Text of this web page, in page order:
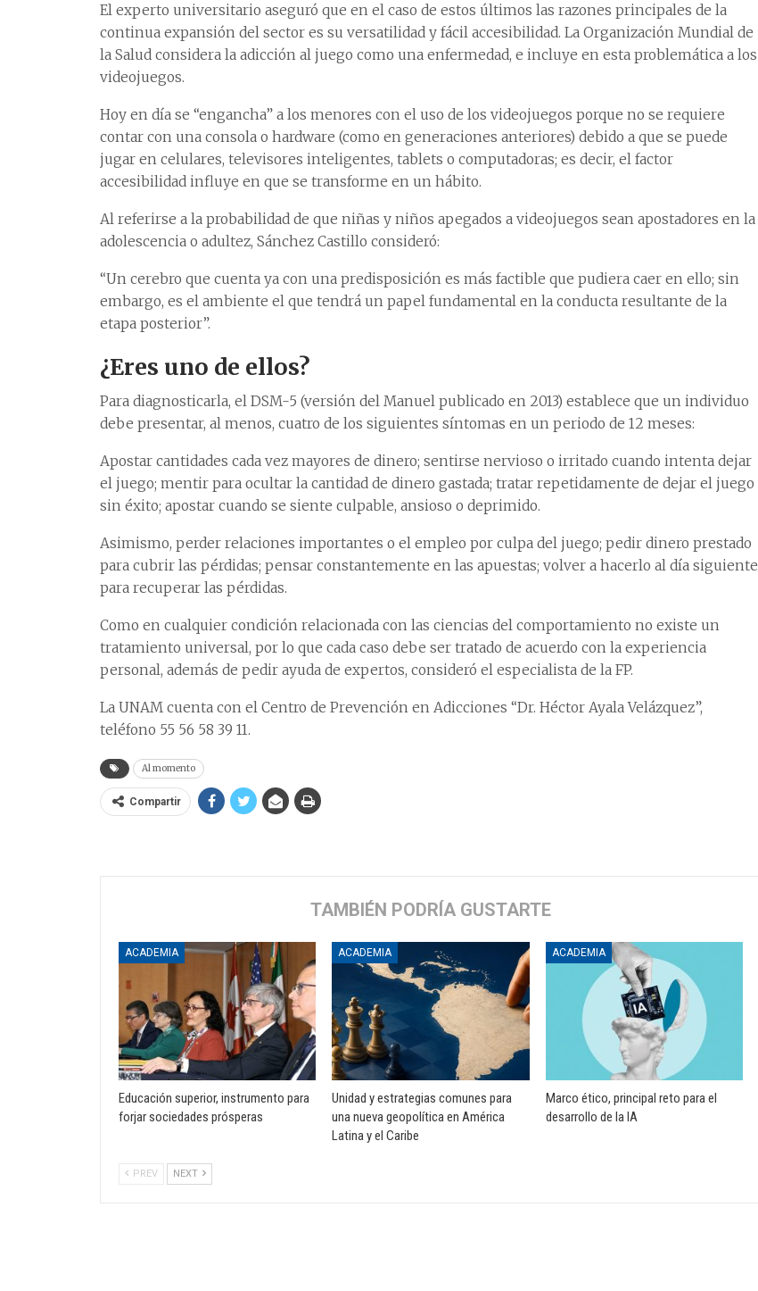
El experto universitario aseguró que en el caso de estos últimos las razones principales de la
continua expansión del sector es su versatilidad y fácil accesibilidad. La Organización Mundial de
la Salud considera la adicción al juego como una enfermedad, e incluye en esta problemática a los
videojuegos.
Hoy en día se “engancha” a los menores con el uso de los videojuegos porque no se requiere
contar con una consola o hardware (como en generaciones anteriores) debido a que se puede
jugar en celulares, televisores inteligentes, tablets o computadoras; es decir, el factor
accesibilidad influye en que se transforme en un hábito.
Al referirse a la probabilidad de que niñas y niños apegados a videojuegos sean apostadores en la
adolescencia o adultez, Sánchez Castillo consideró:
“Un cerebro que cuenta ya con una predisposición es más factible que pudiera caer en ello; sin
embargo, es el ambiente el que tendrá un papel fundamental en la conducta resultante de la
etapa posterior”.
¿Eres uno de ellos?
Para diagnosticarla, el DSM-5 (versión del Manuel publicado en 2013) establece que un individuo
debe presentar, al menos, cuatro de los siguientes síntomas en un periodo de 12 meses:
Apostar cantidades cada vez mayores de dinero; sentirse nervioso o irritado cuando intenta dejar
el juego; mentir para ocultar la cantidad de dinero gastada; tratar repetidamente de dejar el juego
sin éxito; apostar cuando se siente culpable, ansioso o deprimido.
Asimismo, perder relaciones importantes o el empleo por culpa del juego; pedir dinero prestado
para cubrir las pérdidas; pensar constantemente en las apuestas; volver a hacerlo al día siguiente
para recuperar las pérdidas.
Como en cualquier condición relacionada con las ciencias del comportamiento no existe un
tratamiento universal, por lo que cada caso debe ser tratado de acuerdo con la experiencia
personal, además de pedir ayuda de expertos, consideró el especialista de la FP.
La UNAM cuenta con el Centro de Prevención en Adicciones “Dr. Héctor Ayala Velázquez”,
teléfono 55 56 58 39 11.
Al momento
Compartir
TAMBIÉN PODRÍA GUSTARTE
ACADEMIA
Educación superior, instrumento para
forjar sociedades prósperas
ACADEMIA
Unidad y estrategias comunes para
una nueva geopolítica en América
Latina y el Caribe
ACADEMIA
Marco ético, principal reto para el
desarrollo de la IA
PREV NEXT